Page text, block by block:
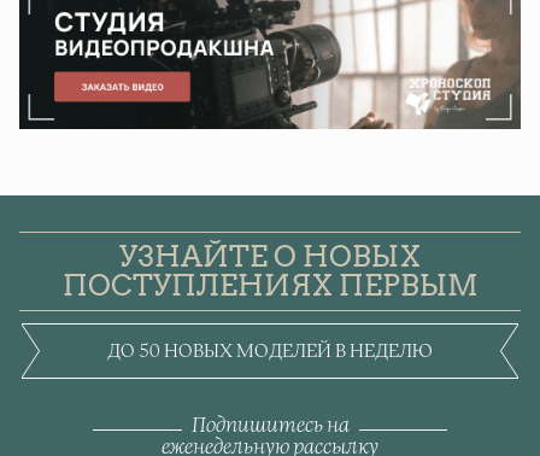
УЗНАЙТЕ О НОВЫХ
ПОСТУПЛЕНИЯХ ПЕРВЫМ
ДО 50 НОВЫХ МОДЕЛЕЙ В НЕДЕЛЮ
Подпишитесь на
еженедельную рассылку